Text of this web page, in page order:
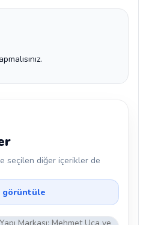
seçilen diğer içerikler de
görüntüle